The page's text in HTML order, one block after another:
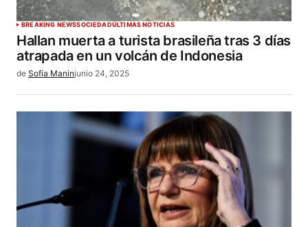
BREAKING NEWSSOCIEDADÚLTIMAS NOTICIAS
Hallan muerta a turista brasileña tras 3 días
atrapada en un volcán de Indonesia
de Sofía Maninjunio 24, 2025